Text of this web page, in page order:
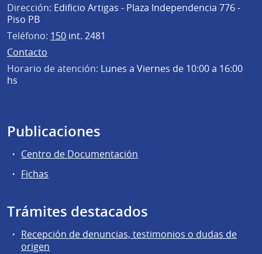
Dirección: Edificio Artigas - Plaza Independencia 776 -
Piso PB
Teléfono: 150 int. 2481
Contacto
Horario de atención: Lunes a Viernes de 10:00 a 16:00
hs
Publicaciones
Centro de Documentación
Fichas
Trámites destacados
Recepción de denuncias, testimonios o dudas de
origen